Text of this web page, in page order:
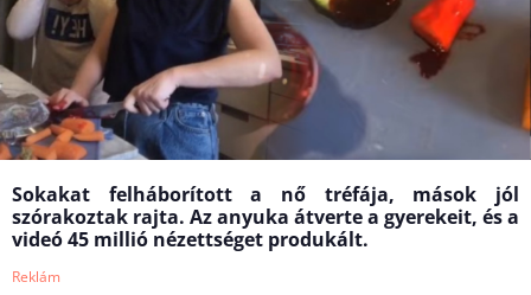
Sokakat felháborított a nő tréfája, mások jól
szórakoztak rajta. Az anyuka átverte a gyerekeit, és a
videó 45 millió nézettséget produkált.
Reklám